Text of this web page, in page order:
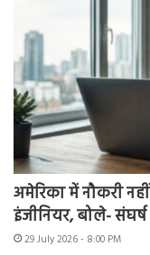
अमेरिका में नौकरी
इंजीनियर, बोले-
29 July 2026 - 8:00 PM